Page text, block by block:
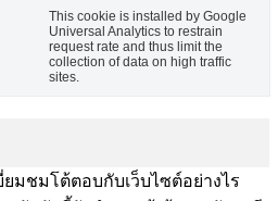
This cookie is installed by Google
Universal Analytics to restrain
request rate and thus limit the
collection of data on high traffic
sites.
ยมชมโต้ตอบกับเว็บไซต์อย่างไร